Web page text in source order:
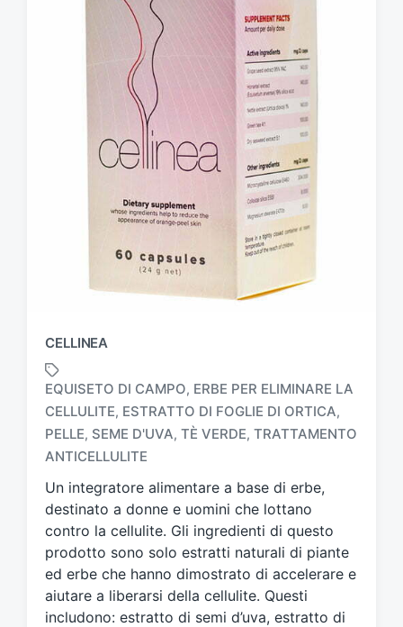
CELLINEA
a
g
g
t
o
c
o
n
EQUISETO DI CAMPO, ERBE PER ELIMINARE LA
CELLULITE, ESTRATTO DI FOGLIE DI ORTICA,
PELLE, SEME D'UVA, TÈ VERDE, TRATTAMENTO
ANTICELLULITE
Un integratore alimentare a base di erbe,
destinato a donne e uomini che lottano
contro la cellulite. Gli ingredienti di questo
prodotto sono solo estratti naturali di piante
ed erbe che hanno dimostrato di accelerare e
aiutare a liberarsi della cellulite. Questi
includono: estratto di semi d’uva, estratto di